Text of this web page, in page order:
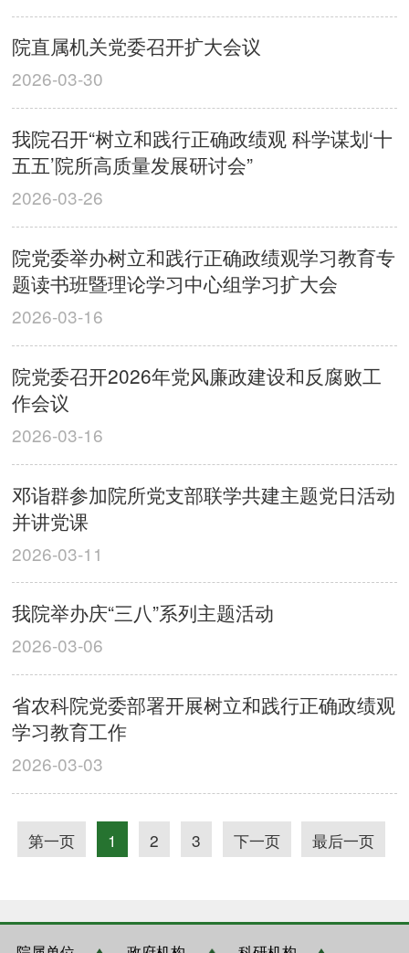
院直属机关党委召开扩大会议
2026-03-30
我院召开“树立和践行正确政绩观 科学谋划‘十
五五’院所高质量发展研讨会”
2026-03-26
院党委举办树立和践行正确政绩观学习教育专
题读书班暨理论学习中心组学习扩大会
2026-03-16
院党委召开2026年党风廉政建设和反腐败工
作会议
2026-03-16
邓诣群参加院所党支部联学共建主题党日活动
并讲党课
2026-03-11
我院举办庆“三八”系列主题活动
2026-03-06
省农科院党委部署开展树立和践行正确政绩观
学习教育工作
2026-03-03
第一页 1 2 3 下一页 最后一页